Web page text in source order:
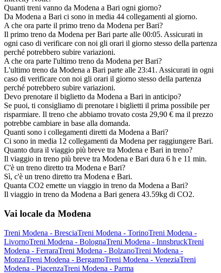
Quanti treni vanno da Modena a Bari ogni giorno?
Da Modena a Bari ci sono in media 44 collegamenti al giorno.
A che ora parte il primo treno da Modena per Bari?
Il primo treno da Modena per Bari parte alle 00:05. Assicurati in
ogni caso di verificare con noi gli orari il giorno stesso della partenza
perché potrebbero subire variazioni.
A che ora parte l'ultimo treno da Modena per Bari?
L'ultimo treno da Modena a Bari parte alle 23:41. Assicurati in ogni
caso di verificare con noi gli orari il giorno stesso della partenza
perché potrebbero subire variazioni.
Devo prenotare il biglietto da Modena a Bari in anticipo?
Se puoi, ti consigliamo di prenotare i biglietti il prima possibile per
risparmiare. Il treno che abbiamo trovato costa 29,90 € ma il prezzo
potrebbe cambiare in base alla domanda.
Quanti sono i collegamenti diretti da Modena a Bari?
Ci sono in media 12 collegamenti da Modena per raggiungere Bari.
Quanto dura il viaggio più breve tra Modena e Bari in treno?
Il viaggio in treno più breve tra Modena e Bari dura 6 h e 11 min.
C'è un treno diretto tra Modena e Bari?
Sì, c'è un treno diretto tra Modena e Bari.
Quanta CO2 emette un viaggio in treno da Modena a Bari?
Il viaggio in treno da Modena a Bari genera 43.59kg di CO2.
Vai locale da Modena
Treni Modena - BresciaTreni Modena - TorinoTreni Modena -
LivornoTreni Modena - BolognaTreni Modena - InnsbruckTreni
Modena - FerraraTreni Modena - BolzanoTreni Modena -
MonzaTreni Modena - BergamoTreni Modena - VeneziaTreni
Modena - PiacenzaTreni Modena - Parma